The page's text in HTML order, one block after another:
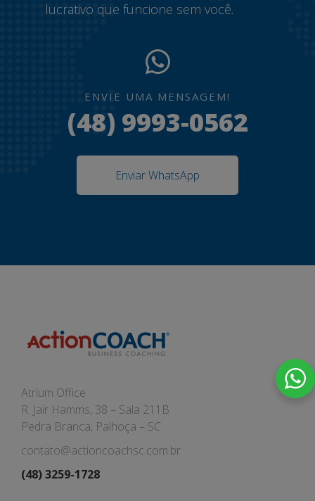
lucrativo que funcione sem você.
ENVIE UMA MENSAGEM!
(48) 9993-0562
Enviar WhatsApp
Atrium Office
R. Jair Hamms, 38 – Sala 211B
Pedra Branca, Palhoça – SC
contato@actioncoachsc.com.br
(48) 3259-1728